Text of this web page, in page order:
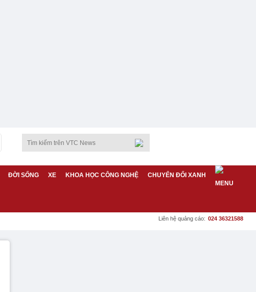
ĐỜI SỐNG XE KHOA HỌC CÔNG NGHỆ CHUYỂN ĐỔI XANH
Liên hệ quảng cáo: 024 36321588